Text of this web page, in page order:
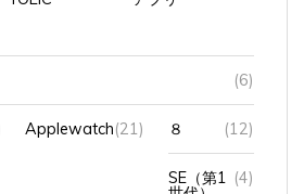
(6)
Applewatch (21) (12)
SE（第1
世代）
(4)